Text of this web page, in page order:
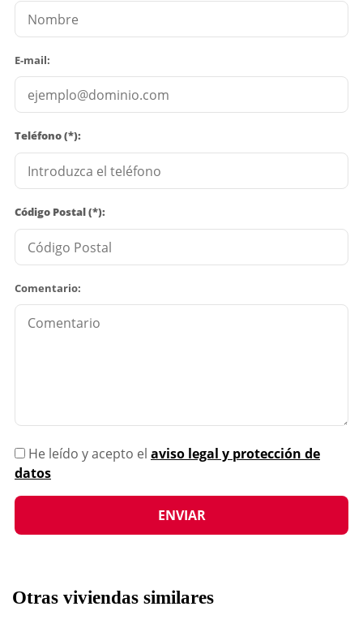
E-mail:
Teléfono (*):
Código Postal (*):
Comentario:
He leído y acepto el aviso legal y protección de
datos
Otras viviendas similares